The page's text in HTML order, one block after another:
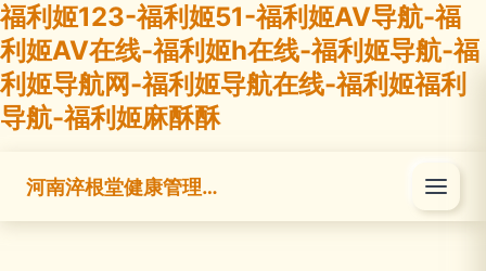
福利姬123-福利姬51-福利姬AV导航-福
利姬AV在线-福利姬h在线-福利姬导航-福
利姬导航网-福利姬导航在线-福利姬福利
导航-福利姬麻酥酥
河南淬根堂健康管理有限公司